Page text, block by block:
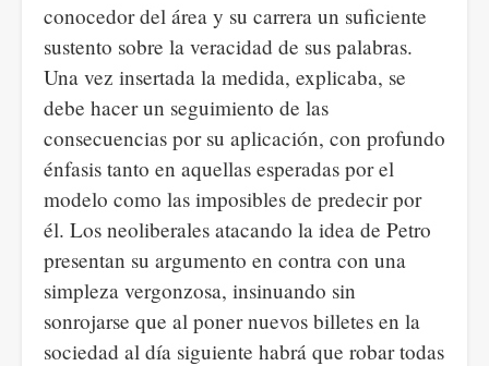
conocedor del área y su carrera un suficiente
sustento sobre la veracidad de sus palabras.
Una vez insertada la medida, explicaba, se
debe hacer un seguimiento de las
consecuencias por su aplicación, con profundo
énfasis tanto en aquellas esperadas por el
modelo como las imposibles de predecir por
él. Los neoliberales atacando la idea de Petro
presentan su argumento en contra con una
simpleza vergonzosa, insinuando sin
sonrojarse que al poner nuevos billetes en la
sociedad al día siguiente habrá que robar todas